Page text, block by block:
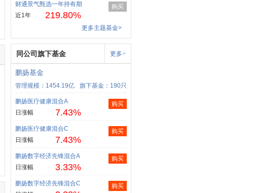
财通景气甄选一年持有期
近1年
219.80%
购买
更多主题基金>
同公司旗下基金 更多>
鹏扬基金
管理规模：1454.19亿 旗下基金：190只
鹏扬医疗健康混合A
日涨幅
7.43%
购买
鹏扬医疗健康混合C
日涨幅
7.43%
购买
鹏扬数字经济先锋混合A
日涨幅
3.33%
购买
鹏扬数字经济先锋混合C
购买